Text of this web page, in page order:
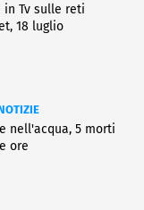
in Tv sulle reti
18 luglio
nell'acqua, 5 morti
ore